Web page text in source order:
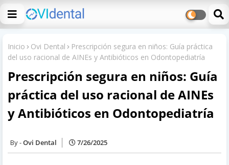
Inicio Ovi Dental
Prescripción segura en niños: Guía práctica
del uso racional de AINEs y Antibióticos en Odontopediatría
Prescripción segura en niños: Guía
práctica del uso racional de AINEs
y Antibióticos en Odontopediatría
Ovi Dental 7/26/2025